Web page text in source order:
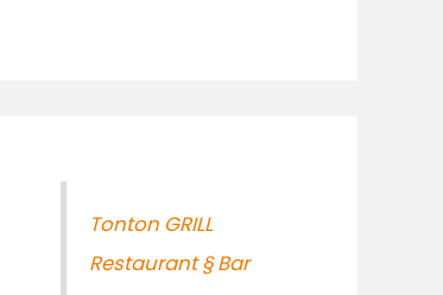
Tonton GRILL
Restaurant § Bar